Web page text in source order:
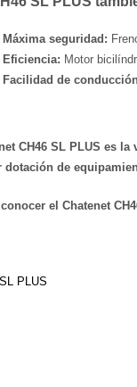
Máxima seguridad:
Eficiencia: Motor
Facilidad de
CH46 SL PLUS es
dotación de
el Chatenet
PLUS